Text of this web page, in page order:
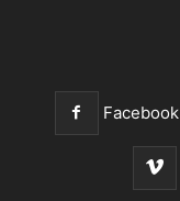
Facebook